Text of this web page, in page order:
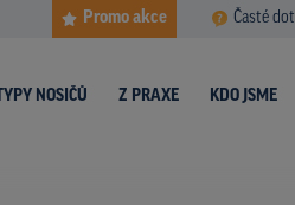
Promo akce Časté
NOSIČŮ Z PRAXE KDO JSME